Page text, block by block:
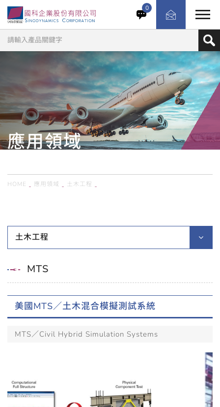
結合實體測試與電腦數值模型的結構模擬分析技術，具效率
及成本效益地評估結構系統在真實動態或地震荷重下的反
應。相較於大型實體測試設備，混合模擬透過建立整體結構
模型，僅對關鍵部分進行實體測試，兼顧測試精準度與資源
0
應用領域
HOME 應用領域 土木工程
土木工程
MTS
美國MTS／土木混合模擬測試系統
MTS／Civil Hybrid Simulation Systems